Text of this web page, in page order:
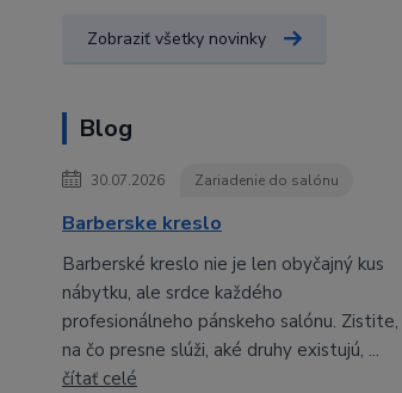
Zobraziť všetky novinky
Blog
30.07.2026 Zariadenie do salónu
Barberske kreslo
Barberské kreslo nie je len obyčajný kus
nábytku, ale srdce každého
profesionálneho pánskeho salónu. Zistite,
na čo presne slúži, aké druhy existujú, ...
čítať celé